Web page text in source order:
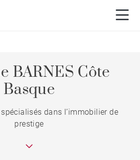
BARNES Côte
Basque
dans l’immobilier de
prestige